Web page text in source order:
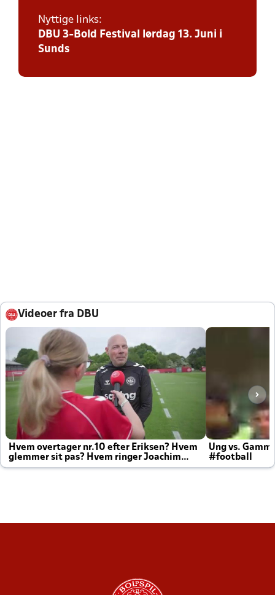
Nyttige links:
DBU 3-Bold Festival lørdag 13. Juni i
Sunds
Videoer fra DBU
Hvem overtager nr.10 efter Eriksen? Hvem
glemmer sit pas? Hvem ringer Joachim
altid til efter kampe?
Ung vs.
#football